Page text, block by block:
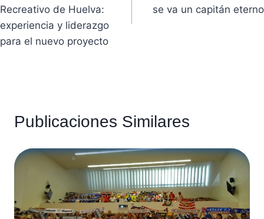
entradas
Recreativo de Huelva:
experiencia y liderazgo
para el nuevo proyecto
se va un capitán eterno
Publicaciones Similares